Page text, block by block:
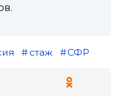
стаж СФР